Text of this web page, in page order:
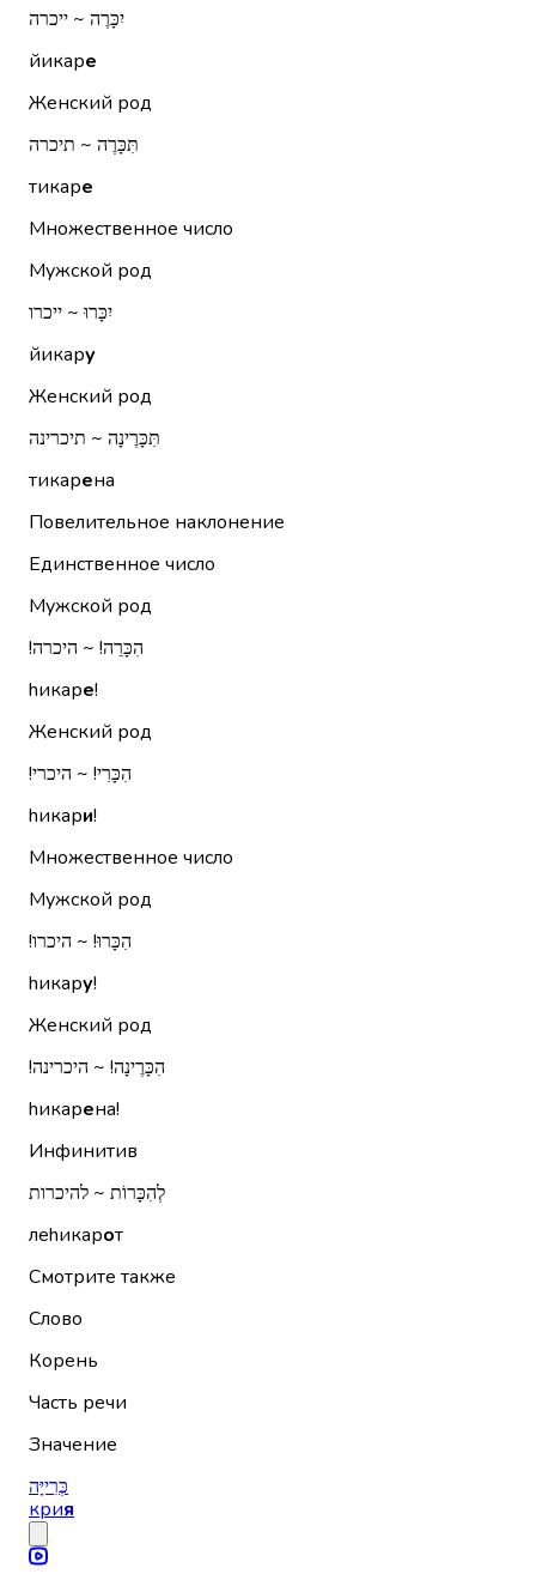
יִכָּרֶה ~ ייכרה
йикаре
Женский род
תִּכָּרֶה ~ תיכרה
тикаре
Множественное число
Мужской род
יִכָּרוּ ~ ייכרו
йикару
Женский род
תִּכָּרֶינָה ~ תיכרינה
тикарена
Повелительное наклонение
Единственное число
Мужской род
הִכָּרֵה!‏ ~ היכרה!‏
hикаре!
Женский род
הִכָּרִי!‏ ~ היכרי!‏
hикари!
Множественное число
Мужской род
הִכָּרוּ!‏ ~ היכרו!‏
hикару!
Женский род
הִכָּרֶינָה!‏ ~ היכרינה!‏
hикарена!
Инфинитив
לְהִכָּרוֹת ~ להיכרות
леhикарот
Смотрите также
Слово
Корень
Часть речи
Значение
כְּרִייָּה
крия